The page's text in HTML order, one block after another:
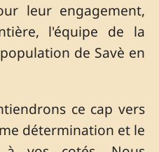
leur engagement,
l'équipe de la
de Savè en
ce cap vers
détermination et le